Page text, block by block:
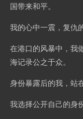
国带来和平。
我的心中一震，复仇
在港口的风暴中，我
海记录公之于众。
身份暴露后的我，站
我选择公开自己的身